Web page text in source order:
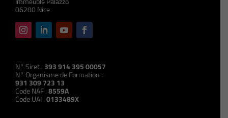
06200 Nice
N° Siret : 393 914 395 00057
N° Organisme de Formation :
931 309 723 13
Code NAF :8559A
Code UAI :0133489X